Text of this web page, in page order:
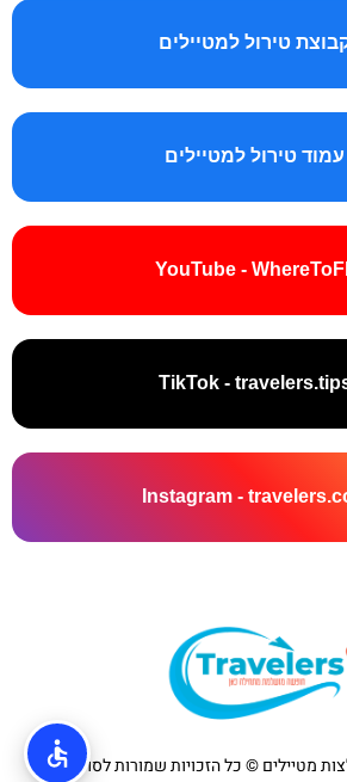
טירול למטיילים
טירול למטיילים
מטיילים © כל הזכויות שמורות לסוכנות